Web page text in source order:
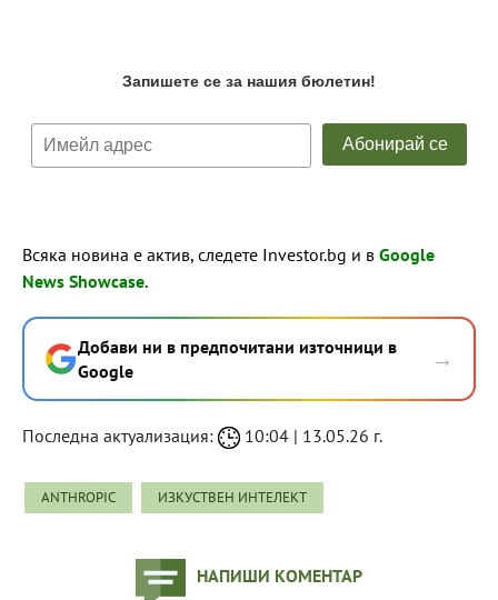
Всяка новина е актив, следете Investor.bg и в Google
News Showcase.
Добави ни в предпочитани източници в
Google
→
Последна актуализация: 10:04 | 13.05.26 г.
ANTHROPIC ИЗКУСТВЕН ИНТЕЛЕКТ
НАПИШИ КОМЕНТАР